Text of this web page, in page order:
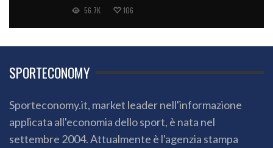
56.7K 106
SPORTECONOMY
Sporteconomy.it, market leader nell'informazione
applicata all'economia dello sport, è nata nel
settembre 2004. Attualmente è l'agenzia stampa